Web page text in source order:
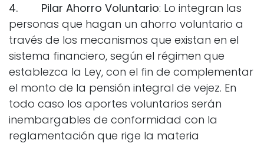
4. Pilar Ahorro Voluntario: Lo integran las
personas que hagan un ahorro voluntario a
través de los mecanismos que existan en el
sistema financiero, según el régimen que
establezca la Ley, con el fin de complementar
el monto de la pensión integral de vejez. En
todo caso los aportes voluntarios serán
inembargables de conformidad con la
reglamentación que rige la materia